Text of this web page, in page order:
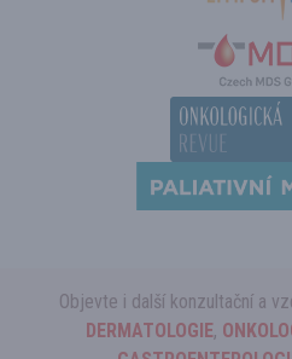
Objevte i další konzultační a
DERMATOLOGIE,